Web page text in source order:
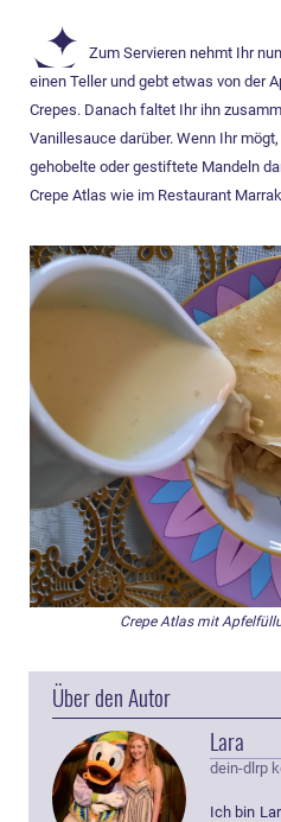
Zum Servieren nehmt Ihr
einen Teller und gebt etwas von der
Crepes. Danach faltet Ihr ihn
Vanillesauce darüber. Wenn Ihr
gehobelte oder gestiftete Mandeln
Crepe Atlas wie im Restaurant
Crepe Atlas mit
Über den Autor
Lara
dein-dlrp
Ich bin